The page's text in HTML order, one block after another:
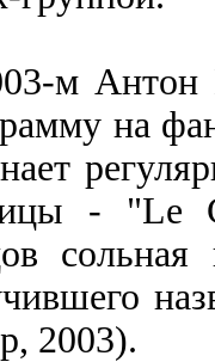
м Антон
на
- "Le
сольная
2003).